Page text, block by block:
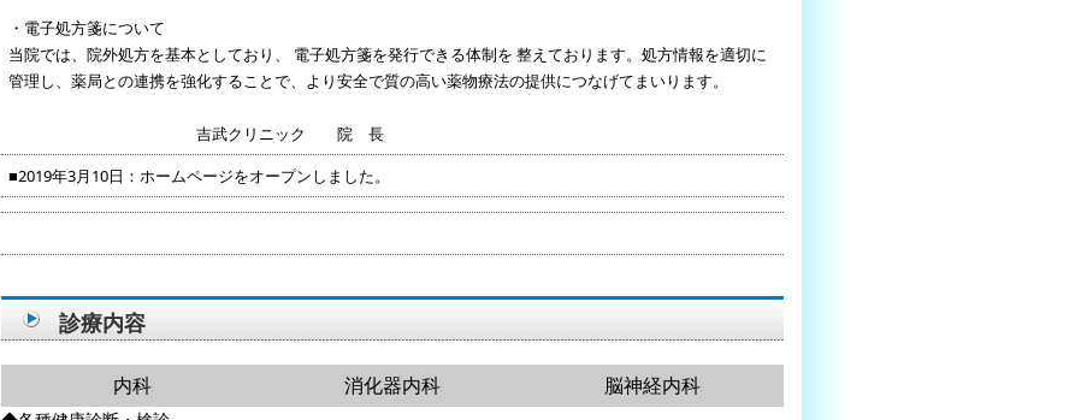
・電子処方箋について
当院では、院外処方を基本としており、 電子処方箋を発行できる体制を 整えております。処方情報を適切に
管理し、薬局との連携を強化することで、より安全で質の高い薬物療法の提供につなげてまいります。
吉武クリニック 院 長
■2019年3月10日：ホームページをオープンしました。
診療内容
内科 消化器内科 脳神経内科